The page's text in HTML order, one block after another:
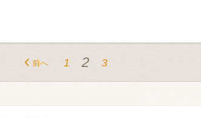
前へ 1 2 3